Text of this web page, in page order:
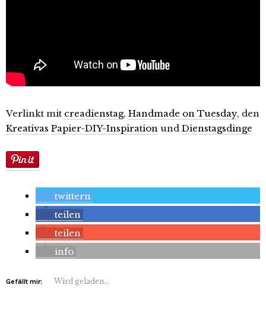
Verlinkt mit creadienstag, Handmade on Tuesday, den
Kreativas Papier-DIY-Inspiration und Dienstagsdinge
twittern
teilen
teilen
info
Gefällt mir: Wird geladen...